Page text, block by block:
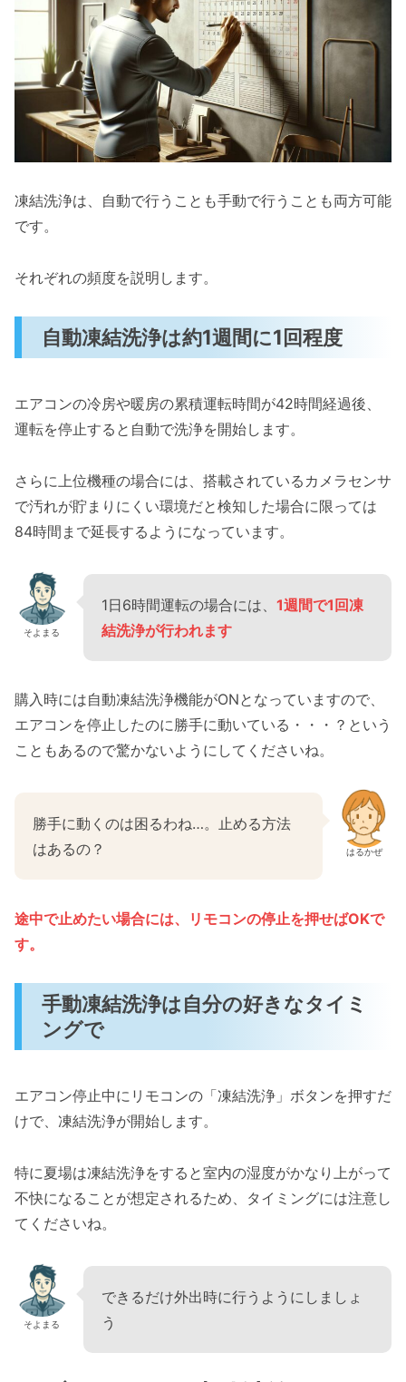
凍結洗浄は、自動で行うことも手動で行うことも両方可能
です。
それぞれの頻度を説明します。
自動凍結洗浄は約1週間に1回程度
エアコンの冷房や暖房の累積運転時間が42時間経過後、
運転を停止すると自動で洗浄を開始します。
さらに上位機種の場合には、搭載されているカメラセンサ
で汚れが貯まりにくい環境だと検知した場合に限っては
84時間まで延長するようになっています。
そよまる
1日6時間運転の場合には、 1週間で1回凍
結洗浄が行われます
購入時には自動凍結洗浄機能がONとなっていますので、
エアコンを停止したのに勝手に動いている・・・？という
こともあるので驚かないようにしてくださいね。
はるかぜ
勝手に動くのは困るわね…。止める方法
はあるの？
途中で止めたい場合には、リモコンの停止を押せばOKで
す。
手動凍結洗浄は自分の好きなタイミ
ングで
エアコン停止中にリモコンの「凍結洗浄」ボタンを押すだ
けで、凍結洗浄が開始します。
特に夏場は凍結洗浄をすると室内の湿度がかなり上がって
不快になることが想定されるため、タイミングには注意し
てくださいね。
そよまる
できるだけ外出時に行うようにしましょ
う